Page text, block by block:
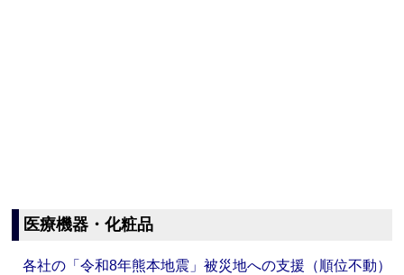
医療機器・化粧品
各社の「令和8年熊本地震」被災地への支援（順位不動）